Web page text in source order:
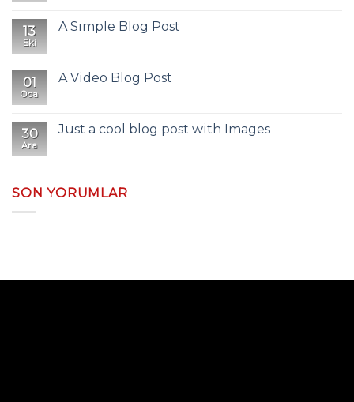
13
Eki
A Simple Blog Post
01
Oca
A Video Blog Post
30
Ara
Just a cool blog post with Images
SON YORUMLAR